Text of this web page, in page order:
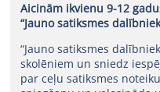
Aicinām ikvienu 9-12
“Jauno satiksmes
“Jauno satiksmes
skolēniem un sniedz
par ceļu satiksmes